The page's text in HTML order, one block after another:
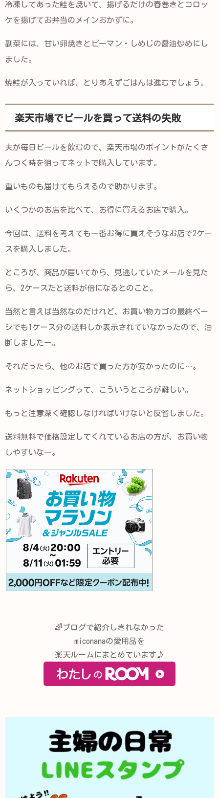
冷凍してあった鮭を焼いて、揚げるだけの春巻きとコロッ
ケを揚げてお弁当のメインおかずに。
副菜には、甘い卵焼きとピーマン・しめじの醤油炒めにし
ました。
焼鮭が入っていれば、とりあえずごはんは進むでしょう。
楽天市場でビールを買って送料の失敗
夫が毎日ビールを飲むので、楽天市場のポイントがたくさ
んつく時を狙ってネットで購入しています。
重いものも届けてもらえるので助かります。
いくつかのお店を比べて、お得に買えるお店で購入。
今回は、送料を考えても一番お得に買えそうなお店で2ケー
スを購入しました。
ところが、商品が届いてから、見逃していたメールを見た
ら、2ケースだと送料が倍になるとのこと。
当然と言えば当然なのだけれど、お買い物カゴの最終ペー
ジでも1ケース分の送料しか表示されていなかったので、油
断しましたー。
それだったら、他のお店で買った方が安かったのに…。
ネットショッピングって、こういうところが難しい。
もっと注意深く確認しなければいけないと反省しました。
送料無料で価格設定してくれているお店の方が、お買い物
しやすいなー。
🌈ブログで紹介しきれなかった
miconanaの愛用品を
楽天ルームにまとめています♪